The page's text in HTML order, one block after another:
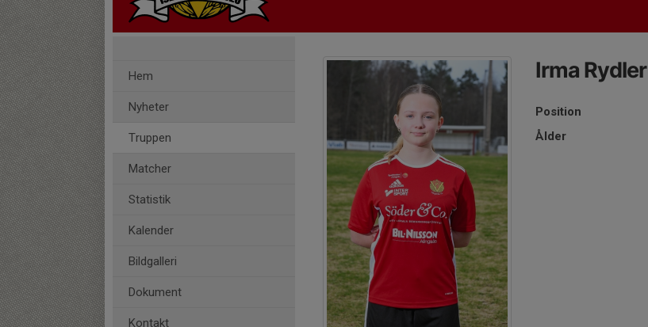
Hem
Nyheter
Truppen
Matcher
Statistik
Kalender
Bildgalleri
Dokument
Kontakt
Irma Rydler
Position
Ålder